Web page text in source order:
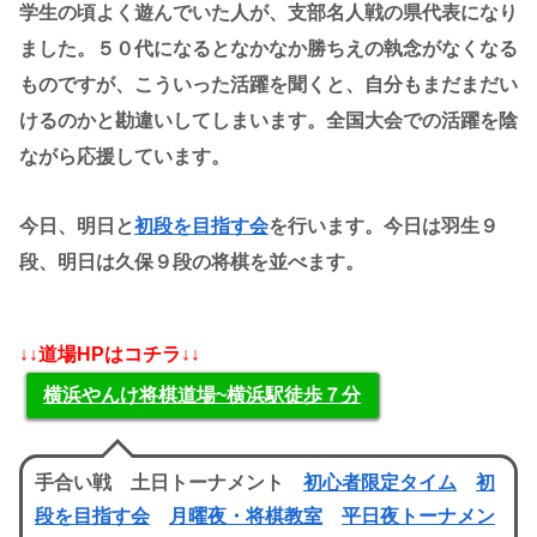
学生の頃よく遊んでいた人が、支部名人戦の県代表になり
ました。５０代になるとなかなか勝ちえの執念がなくなる
ものですが、こういった活躍を聞くと、自分もまだまだい
けるのかと勘違いしてしまいます。全国大会での活躍を陰
ながら応援しています。
今日、明日と初段を目指す会を行います。今日は羽生９
段、明日は久保９段の将棋を並べます。
↓↓道場HPはコチラ↓↓
横浜やんけ将棋道場~横浜駅徒歩７分
手合い戦 土日トーナメント 初心者限定タイム
初
段を目指す会
月曜夜・将棋教室
平日夜トーナメン